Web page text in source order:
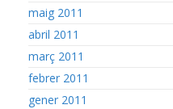
maig 2011
abril 2011
març 2011
febrer 2011
gener 2011